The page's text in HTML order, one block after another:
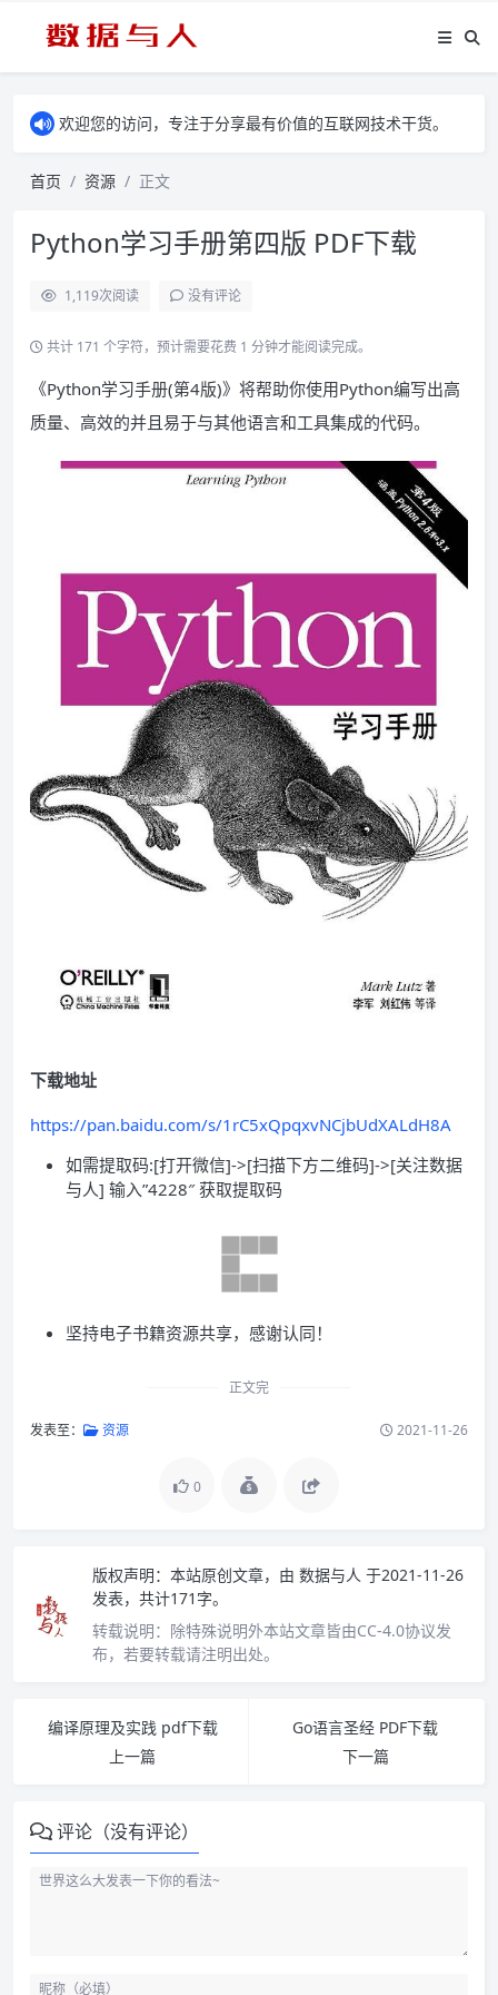
欢迎您的访问，专注于分享最有价值的互联网技术干货。
首页 资源 正文
Python学习手册第四版 PDF下载
1,119次阅读 没有评论
共计 171 个字符，预计需要花费 1 分钟才能阅读完成。
《Python学习手册(第4版)》将帮助你使用Python编写出高
质量、高效的并且易于与其他语言和工具集成的代码。
下载地址
https://pan.baidu.com/s/1rC5xQpqxvNCjbUdXALdH8A
如需提取码:[打开微信]->[扫描下方二维码]->[关注数据
与人] 输入”4228″ 获取提取码
坚持电子书籍资源共享，感谢认同！
正文完
发表至： 资源 2021-11-26
0
版权声明： 本站原创文章，由 数据与人 于2021-11-26
发表，共计171字。
转载说明： 除特殊说明外本站文章皆由CC-4.0协议发
布，若要转载请注明出处。
编译原理及实践 pdf下载
上一篇
Go语言圣经 PDF下载
下一篇
评论（没有评论）